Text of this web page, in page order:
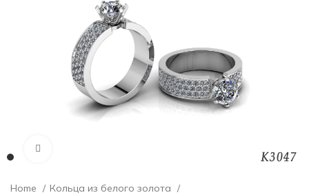
Home
Кольца из белого золота